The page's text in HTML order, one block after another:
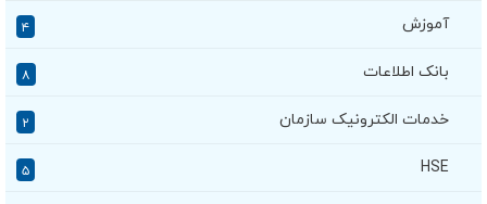
آموزش ۴
بانک اطلاعات ۸
خدمات الکترونیک سازمان ۲
HSE ۵